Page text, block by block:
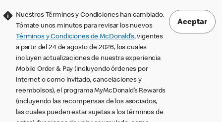
Nuestros Términos y Condiciones han cambiado.
Tómate unos minutos para revisar los nuevos
Términos y Condiciones de McDonald’s, vigentes
a partir del 24 de agosto de 2026, los cuales
incluyen actualizaciones de nuestra experiencia
Mobile Order & Pay (incluyendo órdenes por
internet o como invitado, cancelaciones y
reembolsos), el programa MyMcDonald’s Rewards
(incluyendo las recompensas de los asociados,
las cuales pueden estar sujetas a los términos de
Aceptar